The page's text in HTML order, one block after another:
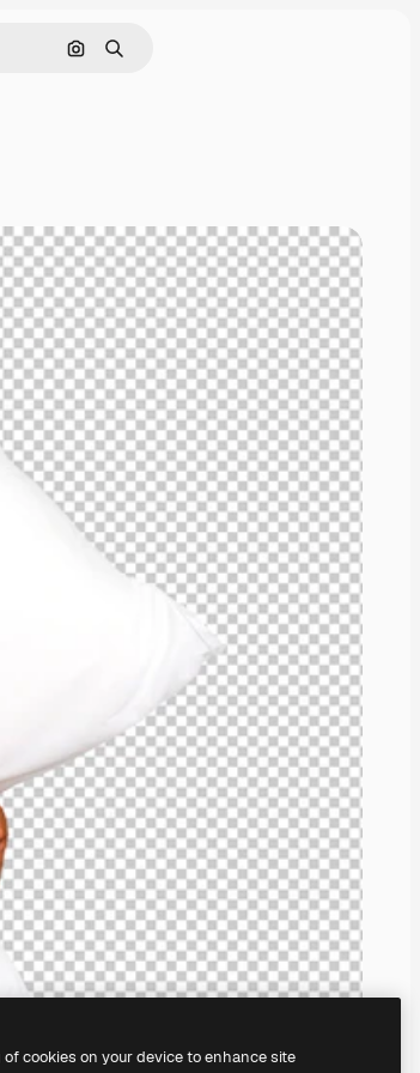
Nach Bild suchen
Suchen
cookies on your device to enhance site